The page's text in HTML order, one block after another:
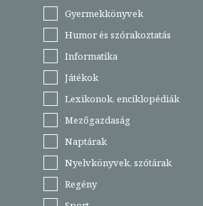
Gyermekkönyvek
Humor és szórakoztatás
Informatika
Játékok
Lexikonok, enciklopédiák
Mezőgazdaság
Naptárak
Nyelvkönyvek, szótárak
Regény